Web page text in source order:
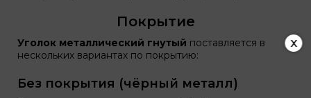
x
Покрытие
Уголок металлический гнутый поставляется в
нескольких вариантах по покрытию:
Без покрытия (чёрный металл)